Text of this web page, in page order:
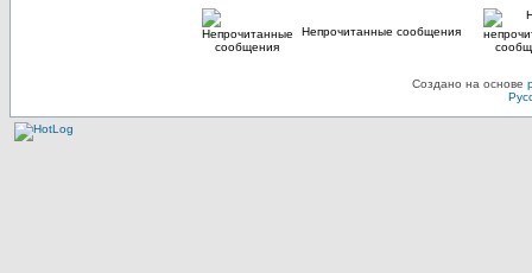
Непрочитанные сообщения
Создано на основе